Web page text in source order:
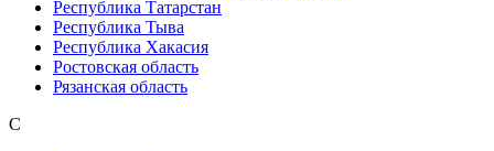
Республика Татарстан
Республика Тыва
Республика Хакасия
Ростовская область
Рязанская область
С